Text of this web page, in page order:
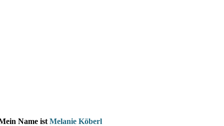
Name ist Melanie Köberl